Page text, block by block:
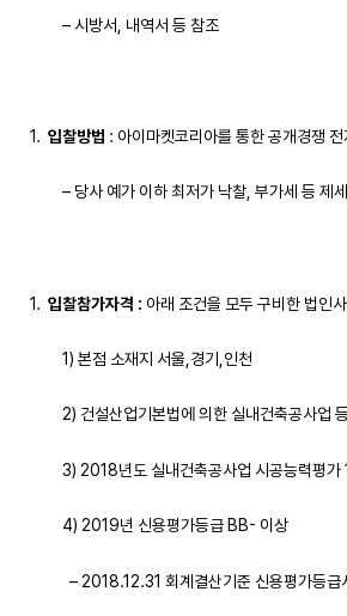
– 시방서, 내역서 등 참조
입찰방법 : 아이마켓코리아를 통한 공개경쟁
– 당사 예가 이하 최저가 낙찰, 부가세 등 제세
입찰참가자격 : 아래 조건을 모두 구비한 법인
1) 본점 소재지 서울,경기,인천
2) 건설산업기본법에 의한 실내건축공사업
3) 2018년도 실내건축공사업 시공능력평가
4) 2019년 신용평가등급 BB- 이상
– 2018.12.31 회계결산기준 신용평가등급